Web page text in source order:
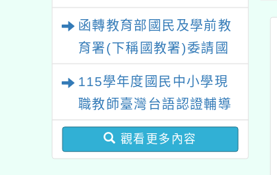
函轉教育部國民及學前教
育署(下稱國教署)委請國
組G-4-6『健康學一下』
澳洲塔斯馬尼亞大學參訪
115學年度國民中小學現
職教師臺灣台語認證輔導
增能課程計畫
觀看更多內容